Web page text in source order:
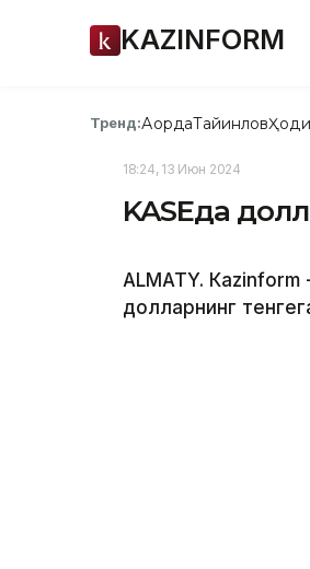
KAZINFORM
Тренд:АқордаТайинлов
18:24, 13 Июн 2024
KASEда
ALMATY.
долларнинг